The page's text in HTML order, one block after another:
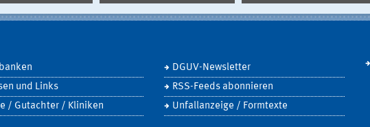
und Links
/ Gutachter / Kliniken
DGUV-Newsletter
RSS-Feeds abonnieren
Unfallanzeige / Formtexte